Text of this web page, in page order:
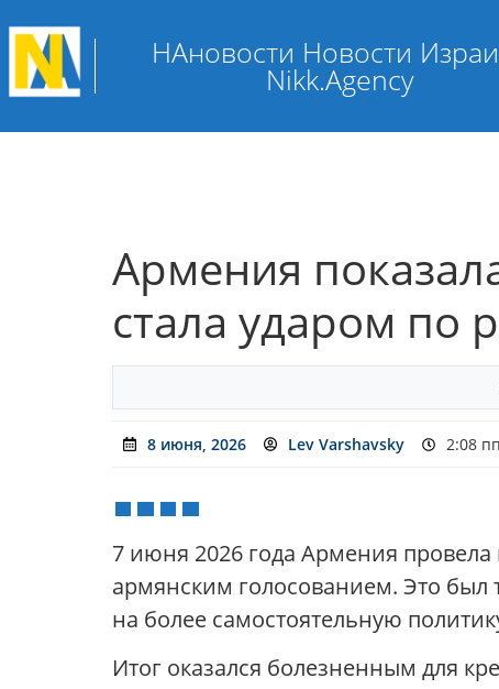
НАновости Новости
Nikk.Agency
Армения
стала ударом по
8 июня, 2026 Lev Varshavsky 2:08 пп
7 июня 2026 года Армения
армянским голосованием. Это был
на более самостоятельную
Итог оказался болезненным для